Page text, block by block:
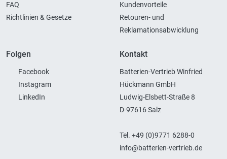
FAQ
Richtlinien & Gesetze
Kundenvorteile
Retouren- und
Reklamationsabwicklung
Folgen
Facebook
Instagram
LinkedIn
Kontakt
Batterien-Vertrieb Winfried
Hückmann GmbH
Ludwig-Elsbett-Straße 8
D-97616 Salz
Tel. +49 (0)9771 6288-0
info@batterien-vertrieb.de